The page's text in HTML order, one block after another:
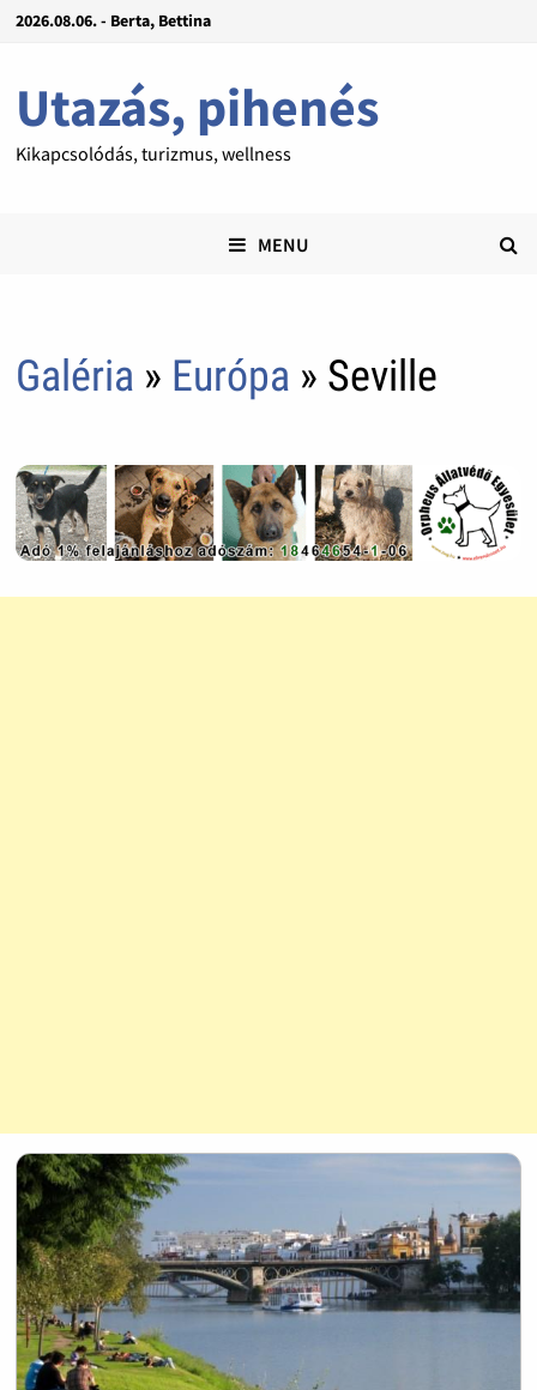
2026.08.06. - Berta, Bettina
Utazás, pihenés
Kikapcsolódás, turizmus, wellness
MENU
Galéria » Európa » Seville